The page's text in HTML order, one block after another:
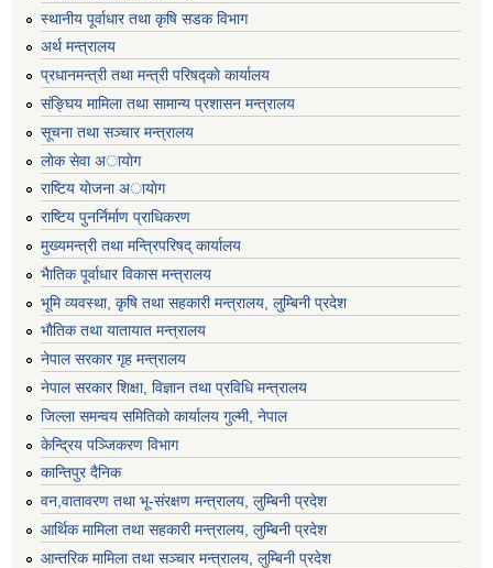
स्थानीय पूर्वाधार तथा कृषि सडक विभाग
अर्थ मन्त्रालय
प्रधानमन्त्री तथा मन्त्री परिषद्काे कार्यालय
संङ्घिय मामिला तथा सामान्य प्रशासन मन्त्रालय
सूचना तथा सञ्चार मन्त्रालय
लाेक सेवा अायाेग
राष्टिय याेजना अायाेग
राष्टिय पुनर्निर्माण प्राधिकरण
मुख्यमन्त्री तथा मन्त्रिपरिषद् कार्यालय
भैातिक पूर्वाधार विकास मन्त्रालय
भूमि व्यवस्था, कृषि तथा सहकारी मन्त्रालय, लु्म्बिनी प्रदेश
भाैतिक तथा यातायात मन्त्रालय
नेपाल सरकार गृह मन्त्रालय
नेपाल सरकार शिक्षा, विज्ञान तथा प्रविधि मन्त्रालय
जिल्ला समन्वय समितिको कार्यालय गुल्मी, नेपाल
केन्द्रिय पञ्जिकरण विभाग
कान्तिपुर दैनिक
वन,वातावरण तथा भू-संरक्षण मन्त्रालय, लुम्बिनी प्रदेश
आर्थिक मामिला तथा सहकारी मन्त्रालय, लुम्बिनी प्रदेश
आन्तरिक मामिला तथा सञ्चार मन्त्रालय, लुम्बिनी प्रदेश